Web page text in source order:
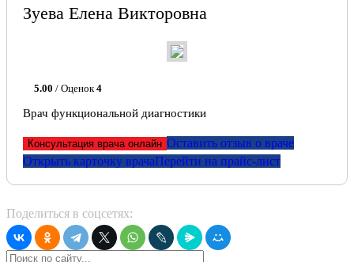
Зуева Елена Викторовна
5.00 / Оценок 4
Врач функциональной диагностики
Консультация врача онлайн Оставить отзыв о враче
Открыть карточку врачаПерейти на прайс-лист
Поделиться в соцсетях: